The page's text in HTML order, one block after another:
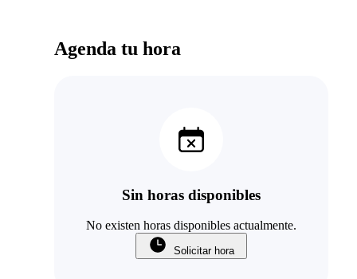
Agenda tu hora
Sin horas disponibles
No existen horas disponibles actualmente.
Solicitar hora